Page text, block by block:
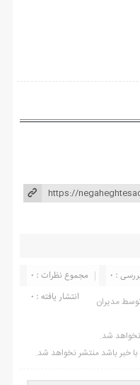
مجموع نظرات : 0
: 0
انتشار یافته : ۰
مدیران
نخواهد شد.
با خبر باشد منتشر نخواهد شد.